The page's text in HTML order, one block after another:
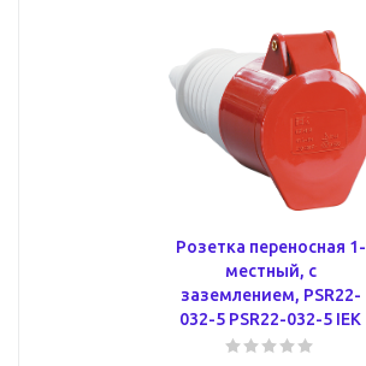
Розетка переносная 1-
местный, с
заземлением, PSR22-
032-5 PSR22-032-5 IEK